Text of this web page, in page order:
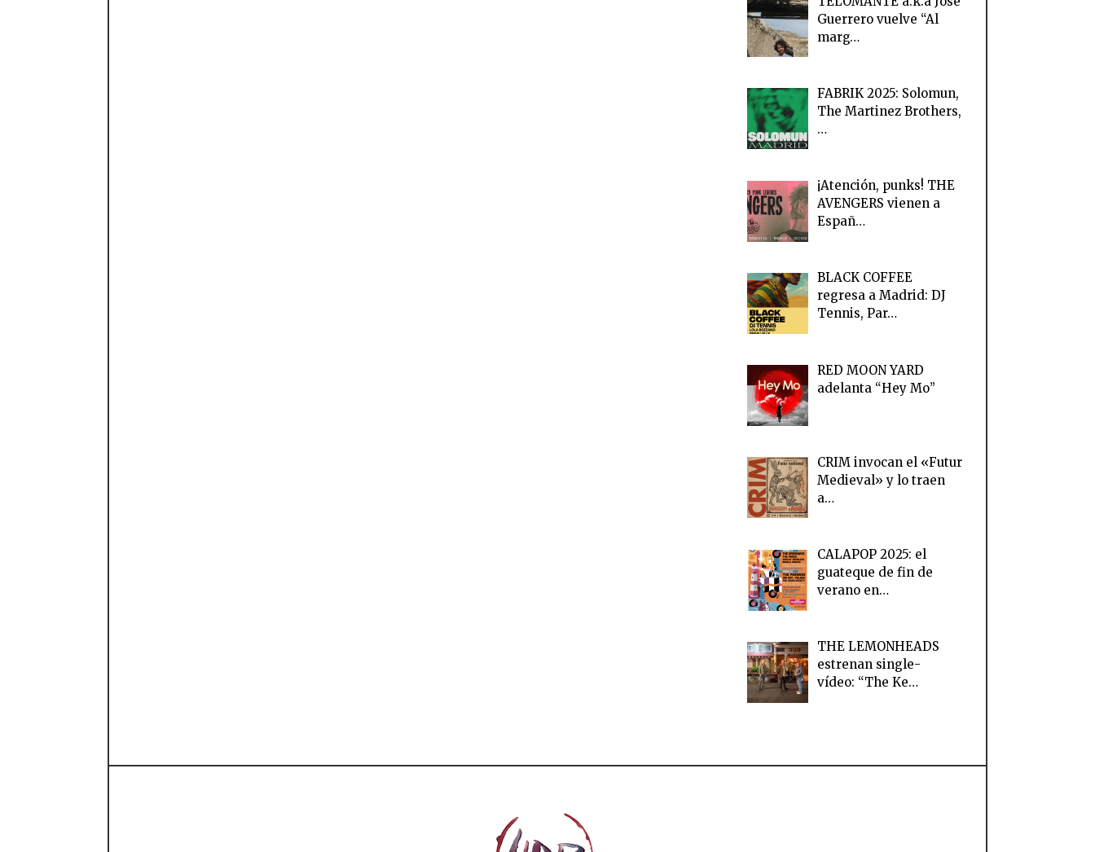
Guerrero vuelve “Al
marg…
FABRIK 2025: Solomun,
The Martinez Brothers,
…
¡Atención, punks! THE
AVENGERS vienen a
Españ…
BLACK COFFEE
regresa a Madrid: DJ
Tennis, Par…
RED MOON YARD
adelanta “Hey Mo”
CRIM invocan el «Futur
Medieval» y lo traen
a…
CALAPOP 2025: el
guateque de fin de
verano en…
THE LEMONHEADS
estrenan single-
vídeo: “The Ke…